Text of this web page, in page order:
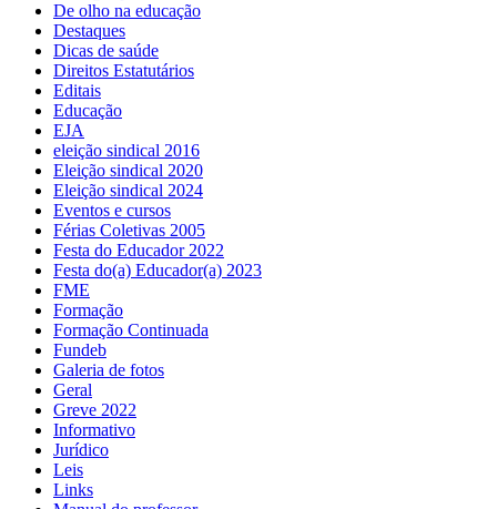
De olho na educação
Destaques
Dicas de saúde
Direitos Estatutários
Editais
Educação
EJA
eleição sindical 2016
Eleição sindical 2020
Eleição sindical 2024
Eventos e cursos
Férias Coletivas 2005
Festa do Educador 2022
Festa do(a) Educador(a) 2023
FME
Formação
Formação Continuada
Fundeb
Galeria de fotos
Geral
Greve 2022
Informativo
Jurídico
Leis
Links